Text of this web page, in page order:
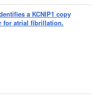
a KCNIP1 copy
for atrial fibrillation.